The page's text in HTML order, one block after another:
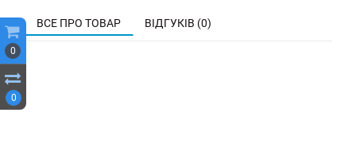
0
0
ВСЕ ПРО ТОВАР ВІДГУКІВ (0)